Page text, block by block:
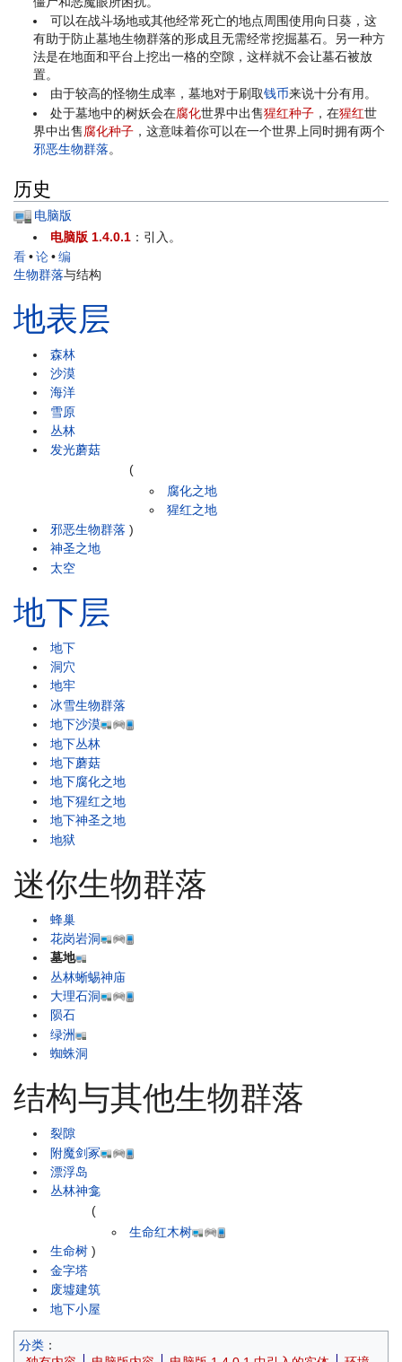
可以在战斗场地或其他经常死亡的地点周围使用向日葵，这
有助于防止墓地生物群落的形成且无需经常挖掘墓石。另一种方
法是在地面和平台上挖出一格的空隙，这样就不会让墓石被放
置。
由于较高的怪物生成率，墓地对于刷取钱币来说十分有用。
处于墓地中的树妖会在腐化世界中出售猩红种子 ，在猩红世
界中出售腐化种子 ，这意味着你可以在一个世界上同时拥有两个
邪恶生物群落。
历史
电脑版
电脑版 1.4.0.1 ：引入。
看•论•编
生物群落与结构
地表层
森林
沙漠
海洋
雪原
丛林
发光蘑菇
邪恶生物群落
(
腐化之地
猩红之地
)
神圣之地
太空
地下层
地下
洞穴
地牢
冰雪生物群落
地下沙漠
地下丛林
地下蘑菇
地下腐化之地
地下猩红之地
地下神圣之地
地狱
迷你生物群落
蜂巢
花岗岩洞
墓地
丛林蜥蜴神庙
大理石洞
陨石
绿洲
蜘蛛洞
结构与其他生物群落
裂隙
附魔剑冢
漂浮岛
丛林神龛
生命树
(
生命红木树
)
金字塔
废墟建筑
地下小屋
分类 ：